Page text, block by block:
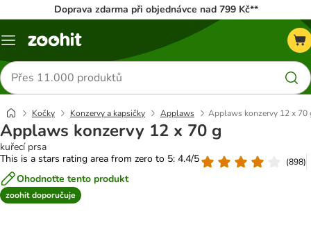
Doprava zdarma při objednávce nad 799 Kč**
Menu
Hledat
produkty
Kočky Konzervy a kapsičky Applaws Applaws konzervy 12 x 70
Applaws konzervy 12 x 70 g
kuřecí prsa
This is a stars rating area from zero to 5: 4.4/5
(898)
Ohodnoťte tento produkt
zoohit doporučuje